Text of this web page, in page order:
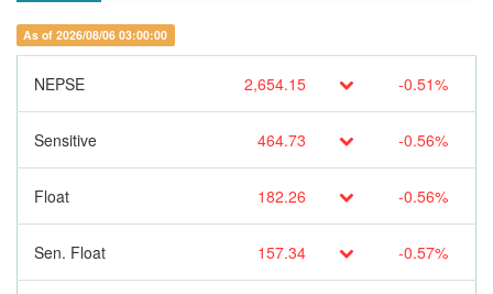
As of 2026/08/06 03:00:00
NEPSE 2,654.15 -0.51%
Sensitive 464.73 -0.56%
Float 182.26 -0.56%
Sen. Float 157.34 -0.57%